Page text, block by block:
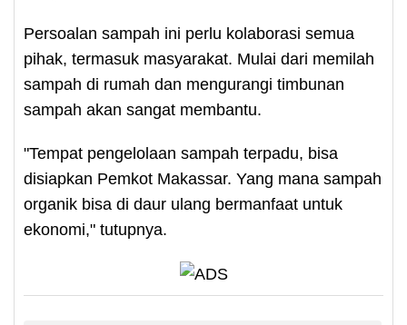
Persoalan sampah ini perlu kolaborasi semua
pihak, termasuk masyarakat. Mulai dari memilah
sampah di rumah dan mengurangi timbunan
sampah akan sangat membantu.
"Tempat pengelolaan sampah terpadu, bisa
disiapkan Pemkot Makassar. Yang mana sampah
organik bisa di daur ulang bermanfaat untuk
ekonomi," tutupnya.